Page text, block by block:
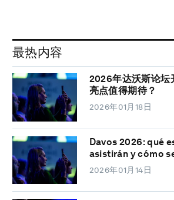
最热内容
2026年达沃斯论坛
亮点值得期待？
2026年01月18日
Davos 2026: qué
asistirán y cómo
2026年01月14日